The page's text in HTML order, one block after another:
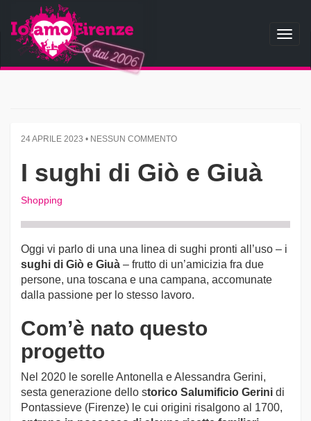
24 APRILE 2023 • NESSUN COMMENTO
I sughi di Giò e Giuà
Shopping
Oggi vi parlo di una una linea di sughi pronti all’uso – i
sughi di Giò e Giuà – frutto di un’amicizia fra due
persone, una toscana e una campana, accomunate
dalla passione per lo stesso lavoro.
Com’è nato questo
progetto
Nel 2020 le sorelle Antonella e Alessandra Gerini,
sesta generazione dello storico Salumificio Gerini di
Pontassieve (Firenze) le cui origini risalgono al 1700,